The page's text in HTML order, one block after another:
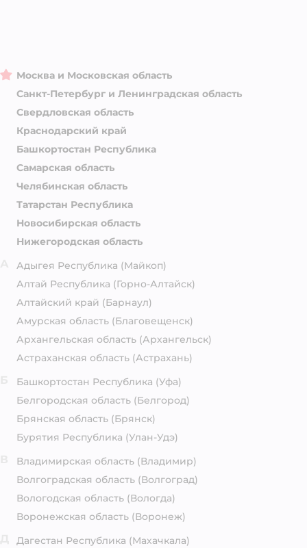
Москва и Московская область
Санкт-Петербург и Ленинградская область
Свердловская область
Краснодарский край
Башкортостан Республика
Самарская область
Челябинская область
Татарстан Республика
Новосибирская область
Нижегородская область
Адыгея Республика (Майкоп)
Алтай Республика (Горно-Алтайск)
Алтайский край (Барнаул)
Амурская область (Благовещенск)
Архангельская область (Архангельск)
Астраханская область (Астрахань)
Башкортостан Республика (Уфа)
Белгородская область (Белгород)
Брянская область (Брянск)
Бурятия Республика (Улан-Удэ)
Владимирская область (Владимир)
Волгоградская область (Волгоград)
Вологодская область (Вологда)
Воронежская область (Воронеж)
Дагестан Республика (Махачкала)